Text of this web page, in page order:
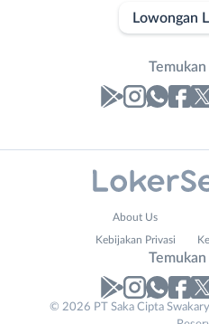
Lowongan
No. Telp /
About Us
Kebijakan Privasi
© 2026 PT Saka Cipta